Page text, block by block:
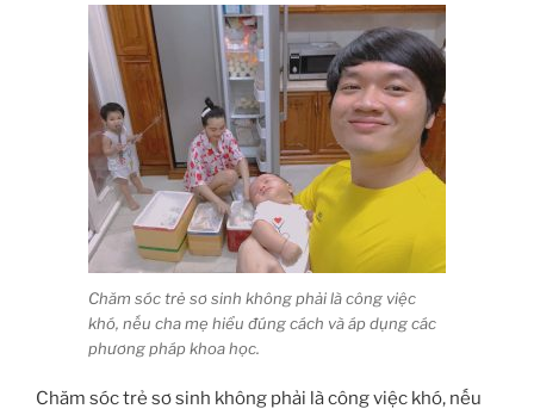
Chăm sóc trẻ sơ sinh không phải là công việc
khó, nếu cha mẹ hiểu đúng cách và áp dụng các
phương pháp khoa học.
Chăm sóc trẻ sơ sinh không phải là công việc khó, nếu